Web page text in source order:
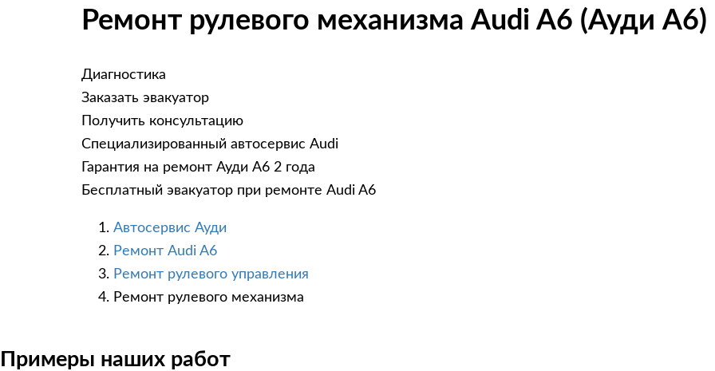
Ремонт рулевого механизма Audi A6 (Ауди
Диагностика
Заказать эвакуатор
Получить консультацию
Специализированный автосервис Audi
Гарантия на ремонт Ауди А6 2 года
Бесплатный эвакуатор при ремонте Audi A6
Автосервис Ауди
Ремонт Audi A6
Ремонт рулевого управления
Ремонт рулевого механизма
Примеры наших работ